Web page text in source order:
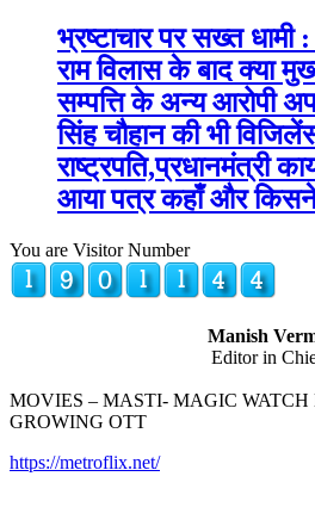
भ्रष्टाचार पर सख्त धामी
राम विलास के बाद क्या
सम्पत्ति के अन्य आरोपी
सिंह चौहान की भी
राष्ट्रपति,प्रधानमंत्री
आया पत्र कहाँ और किसने
You are Visitor Number
Manish
Editor in
MOVIES – MASTI- MAGIC WATCH
GROWING OTT
https://metroflix.net/